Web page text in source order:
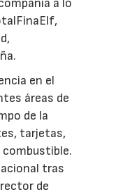
a lo
en el
áreas de
de la
tarjetas,
combustible.
tras
de